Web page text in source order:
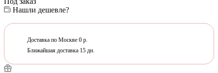
Нашли дешевле?
Доставка по Москве 0 р.
Ближайшая доставка 15 дн.